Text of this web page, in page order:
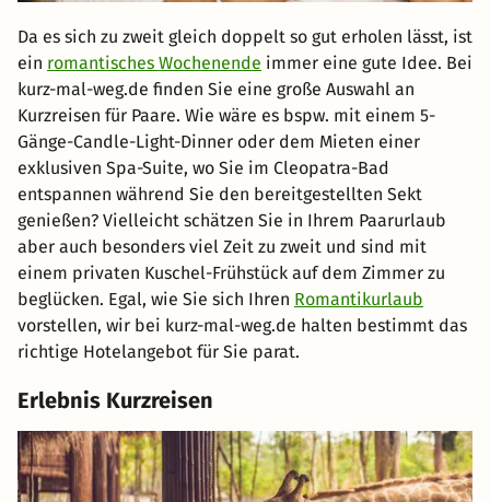
Da es sich zu zweit gleich doppelt so gut erholen lässt, ist
ein romantisches Wochenende immer eine gute Idee. Bei
kurz-mal-weg.de finden Sie eine große Auswahl an
Kurzreisen für Paare. Wie wäre es bspw. mit einem 5-
Gänge-Candle-Light-Dinner oder dem Mieten einer
exklusiven Spa-Suite, wo Sie im Cleopatra-Bad
entspannen während Sie den bereitgestellten Sekt
genießen? Vielleicht schätzen Sie in Ihrem Paarurlaub
aber auch besonders viel Zeit zu zweit und sind mit
einem privaten Kuschel-Frühstück auf dem Zimmer zu
beglücken. Egal, wie Sie sich Ihren Romantikurlaub
vorstellen, wir bei kurz-mal-weg.de halten bestimmt das
richtige Hotelangebot für Sie parat.
Erlebnis Kurzreisen